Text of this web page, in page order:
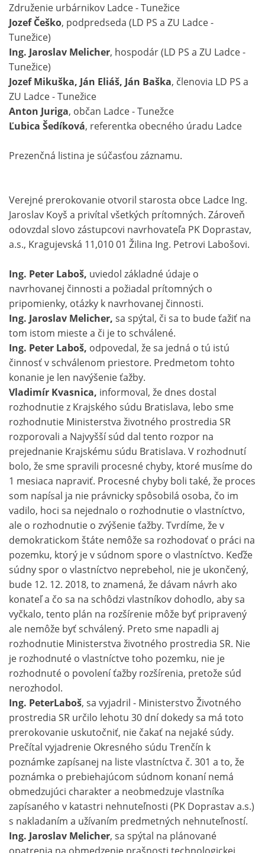
Združenie urbárnikov Ladce - Tunežice
Jozef Češko, podpredseda (LD PS a ZU Ladce -
Tunežice)
Ing. Jaroslav Melicher, hospodár (LD PS a ZU Ladce -
Tunežice)
Jozef Mikuška, Ján Eliáš, Ján Baška, členovia LD PS a
ZU Ladce - Tunežice
Anton Juriga, občan Ladce - Tunežce
Ľubica Šedíková, referentka obecného úradu Ladce
Prezenčná listina je súčasťou záznamu.
Verejné prerokovanie otvoril starosta obce Ladce Ing.
Jaroslav Koyš a privítal všetkých prítomných. Zároveň
odovzdal slovo zástupcovi navrhovateľa PK Doprastav,
a.s., Kragujevská 11,010 01 Žilina Ing. Petrovi Labošovi.
Ing. Peter Laboš, uviedol základné údaje o
navrhovanej činnosti a požiadal prítomných o
pripomienky, otázky k navrhovanej činnosti.
Ing. Jaroslav Melicher, sa spýtal, či sa to bude ťažiť na
tom istom mieste a či je to schválené.
Ing. Peter Laboš, odpovedal, že sa jedná o tú istú
činnosť v schválenom priestore. Predmetom tohto
konanie je len navýšenie ťažby.
Vladimír Kvasnica, informoval, že dnes dostal
rozhodnutie z Krajského súdu Bratislava, lebo sme
rozhodnutie Ministerstva životného prostredia SR
rozporovali a Najvyšší súd dal tento rozpor na
prejednanie Krajskému súdu Bratislava. V rozhodnutí
bolo, že sme spravili procesné chyby, ktoré musíme do
1 mesiaca napraviť. Procesné chyby boli také, že proces
som napísal ja nie právnicky spôsobilá osoba, čo im
vadilo, hoci sa nejednalo o rozhodnutie o vlastníctvo,
ale o rozhodnutie o zvýšenie ťažby. Tvrdíme, že v
demokratickom štáte nemôže sa rozhodovať o práci na
pozemku, ktorý je v súdnom spore o vlastníctvo. Keďže
súdny spor o vlastníctvo neprebehol, nie je ukončený,
bude 12. 12. 2018, to znamená, že dávam návrh ako
konateľ a čo sa na schôdzi vlastníkov dohodlo, aby sa
vyčkalo, tento plán na rozšírenie môže byť pripravený
ale nemôže byť schválený. Preto sme napadli aj
rozhodnutie Ministerstva životného prostredia SR. Nie
je rozhodnuté o vlastníctve toho pozemku, nie je
rozhodnuté o povolení ťažby rozšírenia, pretože súd
nerozhodol.
Ing. PeterLaboš, sa vyjadril - Ministerstvo Životného
prostredia SR určilo lehotu 30 dní dokedy sa má toto
prerokovanie uskutočniť, nie čakať na nejaké súdy.
Prečítal vyjadrenie Okresného súdu Trenčín k
poznámke zapísanej na liste vlastníctva č. 301 a to, že
poznámka o prebiehajúcom súdnom konaní nemá
obmedzujúci charakter a neobmedzuje vlastníka
zapísaného v katastri nehnuteľnosti (PK Doprastav a.s.)
s nakladaním a užívaním predmetných nehnuteľností.
Ing. Jaroslav Melicher, sa spýtal na plánované